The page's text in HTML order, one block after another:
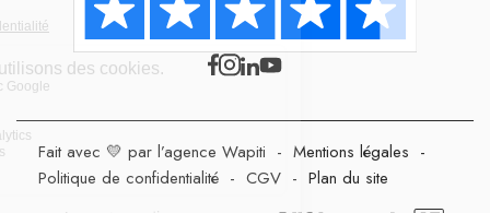
Fait avec 💛 par l’agence Wapiti - Mentions légales -
Politique de confidentialité - CGV - Plan du site